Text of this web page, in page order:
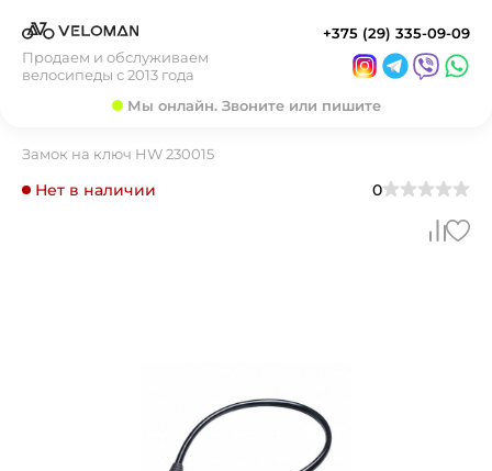
Продаем и обслуживаем
велосипеды с 2013 года
+375 (29) 335-09-09
Мы онлайн. Звоните или пишите
Замок на ключ HW 230015
Нет в наличии 0